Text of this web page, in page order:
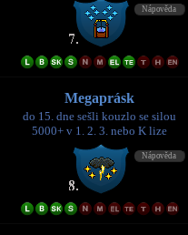
Megaprásk
do 15. dne sešli kouzlo se silou
5000+ v 1. 2. 3. nebo K lize